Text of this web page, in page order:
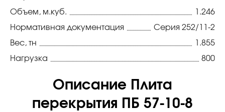
Объем, м.куб.
1.246
Нормативная документация
Серия 252/11-2
Вес, тн
1.855
Нагрузка
800
Описание Плита
перекрытия ПБ 57-10-8